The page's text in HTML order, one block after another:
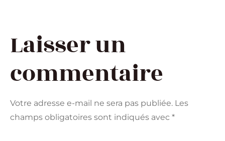
Laisser un
commentaire
Votre adresse e-mail ne sera pas publiée. Les
champs obligatoires sont indiqués avec *